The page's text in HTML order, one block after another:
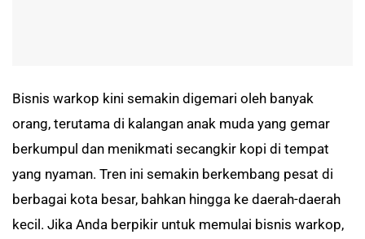
Bisnis warkop kini semakin digemari oleh banyak
orang, terutama di kalangan anak muda yang gemar
berkumpul dan menikmati secangkir kopi di tempat
yang nyaman. Tren ini semakin berkembang pesat di
berbagai kota besar, bahkan hingga ke daerah-daerah
kecil. Jika Anda berpikir untuk memulai bisnis warkop,